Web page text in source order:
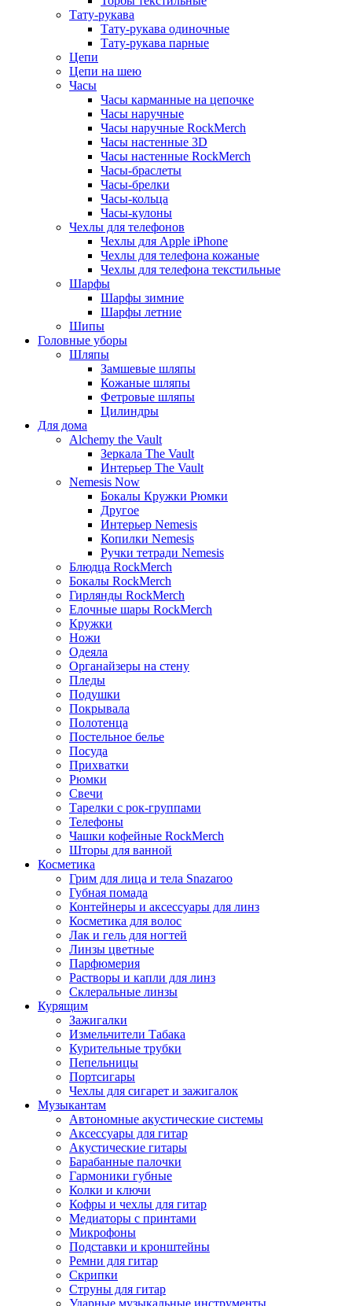
Тату-рукава
Тату-рукава одиночные
Тату-рукава парные
Цепи
Цепи на шею
Часы
Часы карманные на цепочке
Часы наручные
Часы наручные RockMerch
Часы настенные 3D
Часы настенные RockMerch
Часы-браслеты
Часы-брелки
Часы-кольца
Часы-кулоны
Чехлы для телефонов
Чехлы для Apple iPhone
Чехлы для телефона кожаные
Чехлы для телефона текстильные
Шарфы
Шарфы зимние
Шарфы летние
Шипы
Головные уборы
Шляпы
Замшевые шляпы
Кожаные шляпы
Фетровые шляпы
Цилиндры
Для дома
Alchemy the Vault
Зеркала The Vault
Интерьер The Vault
Nemesis Now
Бокалы Кружки Рюмки
Другое
Интерьер Nemesis
Копилки Nemesis
Ручки тетради Nemesis
Блюдца RockMerch
Бокалы RockMerch
Гирлянды RockMerch
Елочные шары RockMerch
Кружки
Ножи
Одеяла
Органайзеры на стену
Пледы
Подушки
Покрывала
Полотенца
Постельное белье
Посуда
Прихватки
Рюмки
Свечи
Тарелки с рок-группами
Телефоны
Чашки кофейные RockMerch
Шторы для ванной
Косметика
Грим для лица и тела Snazaroo
Губная помада
Контейнеры и аксессуары для линз
Косметика для волос
Лак и гель для ногтей
Линзы цветные
Парфюмерия
Растворы и капли для линз
Склеральные линзы
Курящим
Зажигалки
Измельчители Табака
Курительные трубки
Пепельницы
Портсигары
Чехлы для сигарет и зажигалок
Музыкантам
Автономные акустические системы
Аксессуары для гитар
Акустические гитары
Барабанные палочки
Гармоники губные
Колки и ключи
Кофры и чехлы для гитар
Медиаторы с принтами
Микрофоны
Подставки и кронштейны
Ремни для гитар
Скрипки
Струны для гитар
Ударные музыкальные инструменты